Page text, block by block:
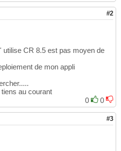
#2
CR 8.5 est pas moyen de
de mon appli
au courant
0
0
#3